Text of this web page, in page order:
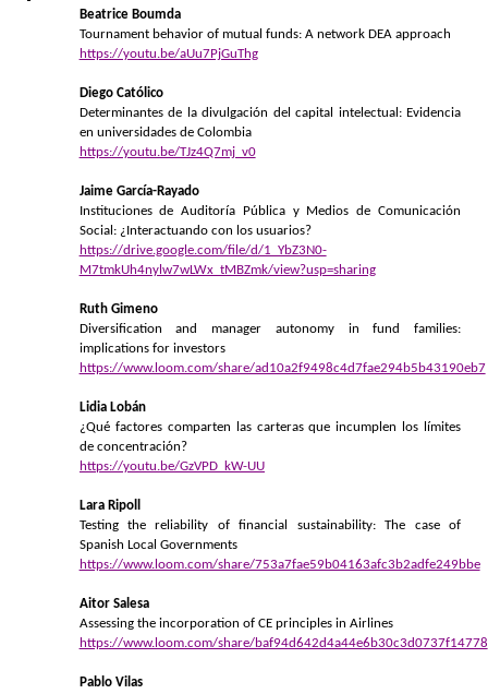
Beatrice Boumda
Tournament behavior of mutual funds: A network DEA approach
https://youtu.be/aUu7PjGuThg
Diego Católico
Determinantes de la divulgación del capital intelectual: Evidencia
en universidades de Colombia
https://youtu.be/TJz4Q7mj_v0
Jaime García-Rayado
Instituciones de Auditoría Pública y Medios de Comunicación
Social: ¿Interactuando con los usuarios?
https://drive.google.com/file/d/1_YbZ3N0-
M7tmkUh4nylw7wLWx_tMBZmk/view?usp=sharing
Ruth Gimeno
Diversification and manager autonomy in fund families:
implications for investors
https://www.loom.com/share/ad10a2f9498c4d7fae294b5b43190eb7
Lidia Lobán
¿Qué factores comparten las carteras que incumplen los límites
de concentración?
https://youtu.be/GzVPD_kW-UU
Lara Ripoll
Testing the reliability of financial sustainability: The case of
Spanish Local Governments
https://www.loom.com/share/753a7fae59b04163afc3b2adfe249bbe
Aitor Salesa
Assessing the incorporation of CE principles in Airlines
https://www.loom.com/share/baf94d642d4a44e6b30c3d0737f14778
Pablo Vilas